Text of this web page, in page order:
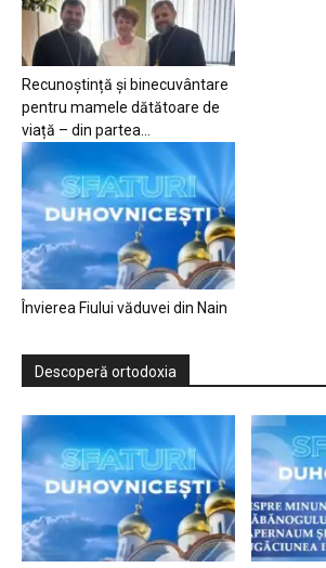
Recunoștință și binecuvântare
pentru mamele dătătoare de
viață – din partea...
Învierea Fiului văduvei din Nain
Descoperă ortodoxia